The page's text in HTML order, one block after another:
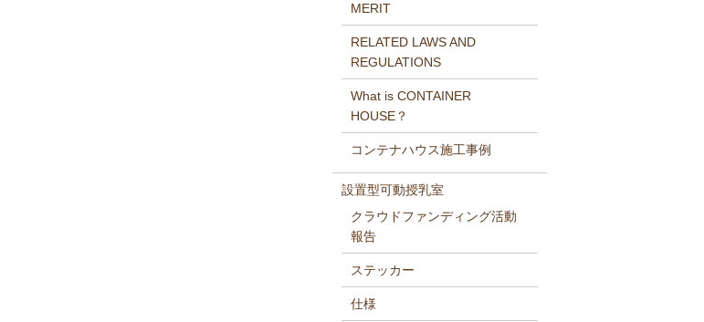
MERIT
RELATED LAWS AND
REGULATIONS
What is CONTAINER
HOUSE？
コンテナハウス施工事例
設置型可動授乳室
クラウドファンディング活動
報告
ステッカー
仕様